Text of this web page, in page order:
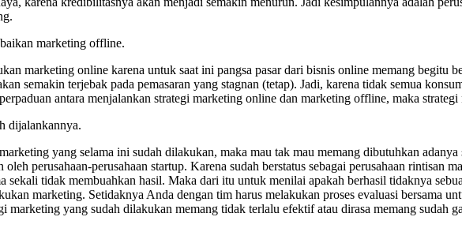
marketing offline.
marketing online karena untuk saat ini pangsa pasar dari bisnis online memang begitu
semakin terjebak pada pemasaran yang stagnan (tetap). Jadi, karena tidak semua
antara menjalankan strategi marketing online dan marketing offline, maka
dijalankannya.
yang selama ini sudah dilakukan, maka mau tak mau memang dibutuhkan
perusahaan-perusahaan startup. Karena sudah berstatus sebagai perusahaan rintisan
sekali tidak membuahkan hasil. Maka dari itu untuk menilai apakah berhasil tidaknya
marketing. Setidaknya Anda dengan tim harus melakukan proses evaluasi bersama
yang sudah dilakukan memang tidak terlalu efektif atau dirasa memang sudah